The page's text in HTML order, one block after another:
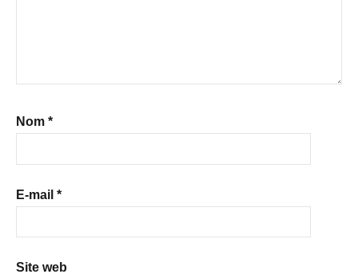
Nom *
E-mail *
Site web